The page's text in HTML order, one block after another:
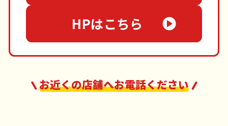
HPはこちら
お近くの店舗へお電話ください